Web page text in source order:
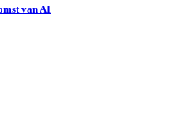
van AI